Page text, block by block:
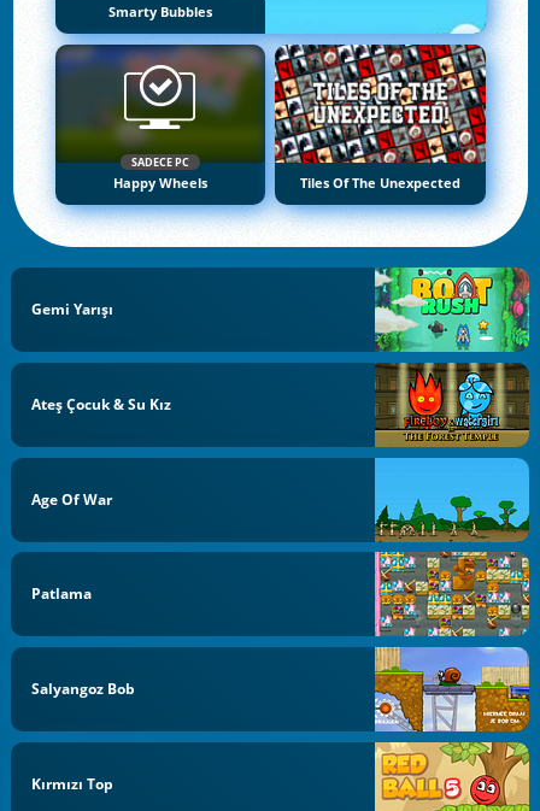
Smarty Bubbles
SADECE PC
Happy Wheels Tiles Of The Unexpected
Gemi Yarışı
Ateş Çocuk & Su Kız
Age Of War
Patlama
Salyangoz Bob
Kırmızı Top